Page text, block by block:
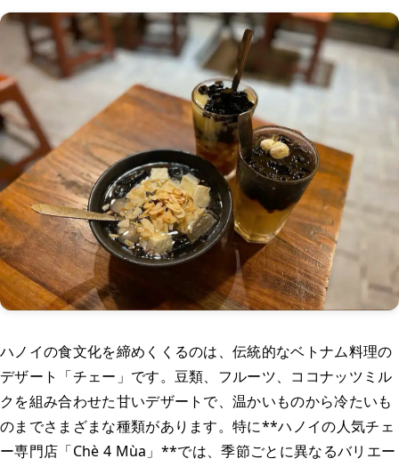
ハノイの食文化を締めくくるのは、伝統的なベトナム料理の
デザート「チェー」です。豆類、フルーツ、ココナッツミル
クを組み合わせた甘いデザートで、温かいものから冷たいも
のまでさまざまな種類があります。特に**ハノイの人気チェ
ー専門店「Chè 4 Mùa」**では、季節ごとに異なるバリエー